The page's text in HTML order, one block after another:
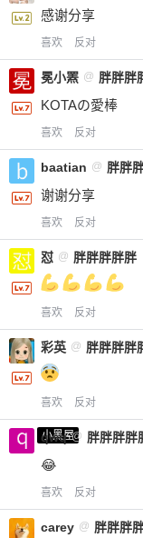
感谢分享
喜欢 反对
冕小罴 @ 胖胖胖
KOTAの愛棒
喜欢 反对
baatian @ 胖胖
谢谢分享
喜欢 反对
怼 @ 胖胖胖胖胖
喜欢 反对
彩英 @ 胖胖胖胖
喜欢 反对
小黑屋
qwq @ 胖胖胖胖
😂
喜欢 反对
carey @ 胖胖胖